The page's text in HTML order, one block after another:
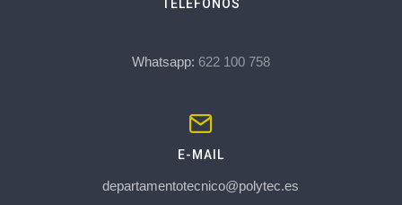
TELÉFONOS
Whatsapp: 622 100 758
E-MAIL
departamentotecnico@polytec.es